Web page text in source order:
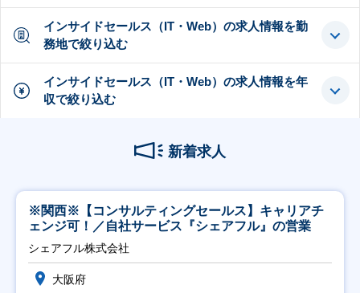
インサイドセールス（IT・Web）の求人情報を勤
務地で絞り込む
インサイドセールス（IT・Web）の求人情報を年
収で絞り込む
新着求人
※関西※【コンサルティングセールス】キャリアチ
ェンジ可！／自社サービス『シェアフル』の営業
シェアフル株式会社
大阪府